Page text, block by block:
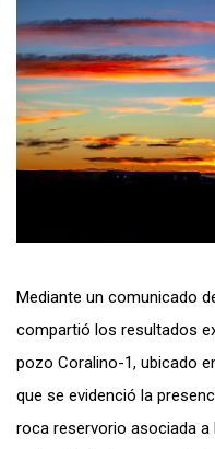
Mediante un comunicado
compartió los resultados
pozo Coralino-1, ubicado
que se evidenció la
roca reservorio asociada a